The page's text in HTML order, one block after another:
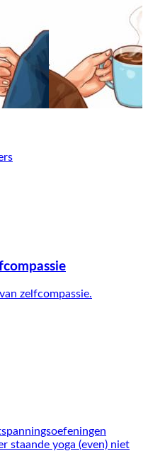
zelfcompassie.
staande yoga (even) niet